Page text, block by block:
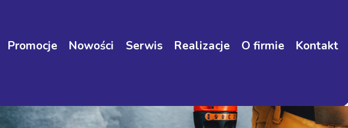
Promocje Nowości Serwis Realizacje O firmie Kontakt